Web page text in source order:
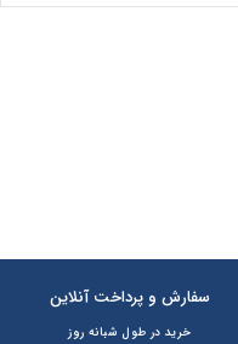
سفارش و پرداخت آنلاین
خرید در طول شبانه روز